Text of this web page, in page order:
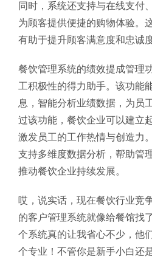
同时，系统还支持与在线支付
为顾客提供便捷的购物体验。
有助于提升顾客满意度和忠诚度
餐饮管理系统的绩效提成管理
工积极性的得力助手。该功能
息，智能分析业绩数据，为员
过该功能，餐饮企业可以建立
激发员工的工作热情与创造力
支持多维度数据分析，帮助管
推动餐饮企业持续发展。
哎，说实话，现在餐饮行业竞
的客户管理系统就像给餐馆找
个系统真的让我省心不少，他
个专业！不管你是新手小白还